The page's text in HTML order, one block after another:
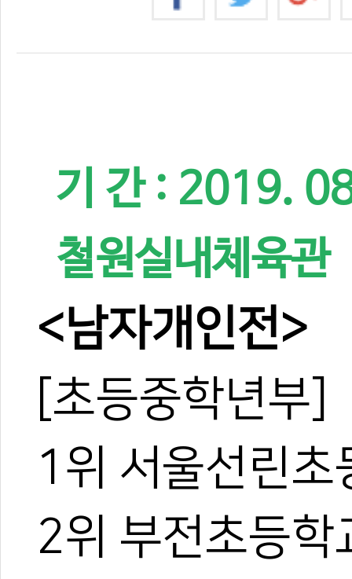
기 간 : 2019.
철원실내체육관
<남자개인전>
[초등중학년부]
1위 서울선린초
2위 부전초등학